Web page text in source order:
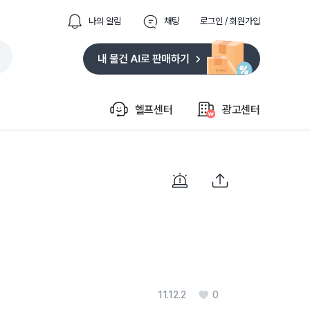
나의 알림 채팅 로그인 / 회원가입
헬프센터 광고센터
11.12.2 0